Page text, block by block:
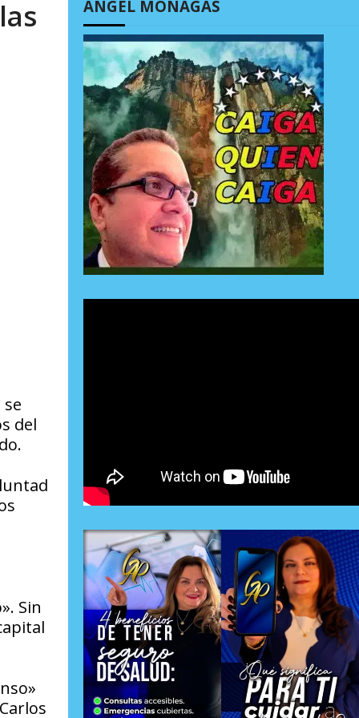
del
Sin
ÁNGEL MONAGAS